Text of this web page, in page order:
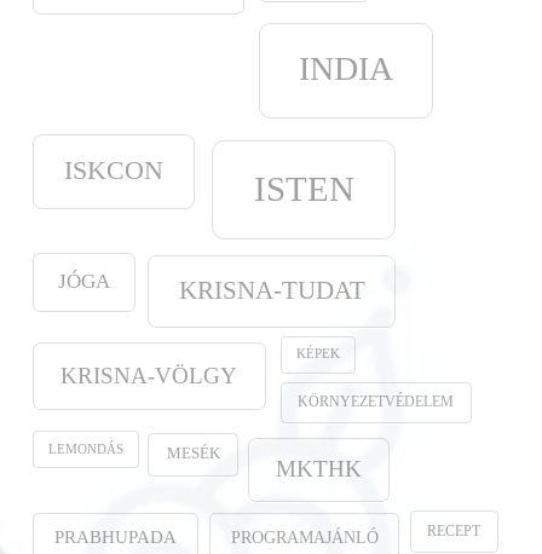
INDIA
ISKCON ISTEN
JÓGA KRISNA-TUDAT
KRISNA-VÖLGY
KÉPEK
KÖRNYEZETVÉDELEM
LEMONDÁS MESÉK
MKTHK
PRABHUPADA PROGRAMAJÁNLÓ RECEPT